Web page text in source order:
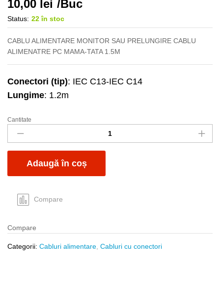
10,00 lei /Buc
Status: 22 în stoc
CABLU ALIMENTARE MONITOR SAU PRELUNGIRE CABLU
ALIMENATRE PC MAMA-TATA 1.5M
Conectori (tip): IEC C13-IEC C14
Lungime: 1.2m
Cablu
alimentare
monitor
1.2m
quantity
Cantitate
Adaugă în coș
Compare
Compare
Categorii: Cabluri alimentare Cabluri cu conectori